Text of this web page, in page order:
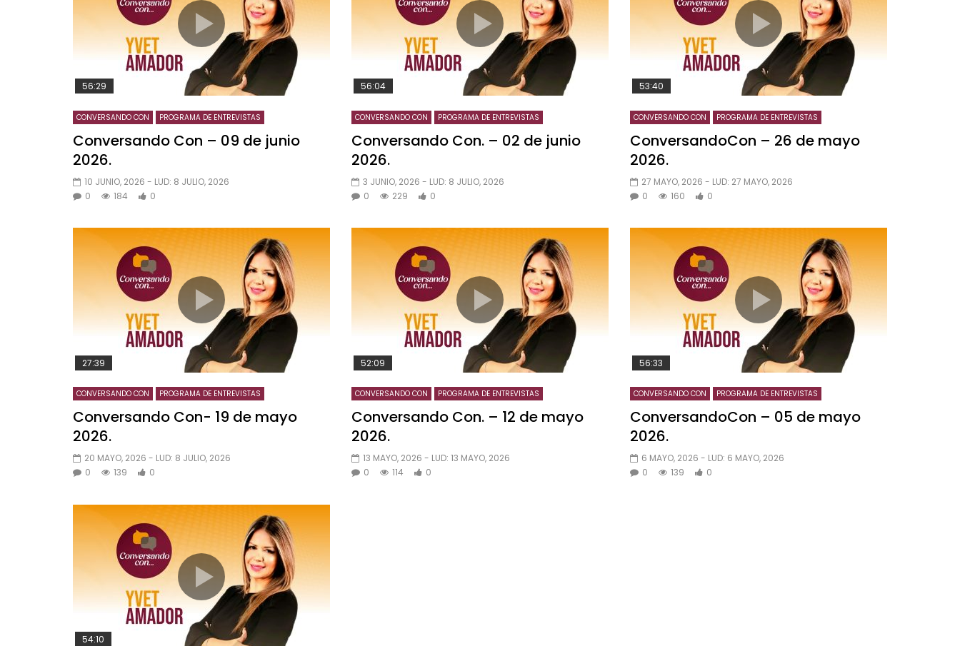
56:29
CONVERSANDO CON PROGRAMA DE ENTREVISTAS
Conversando Con – 09 de junio
2026.
10 JUNIO, 2026 - LUD: 8 JULIO, 2026
0
184 0
56:04
CONVERSANDO CON PROGRAMA DE ENTREVISTAS
Conversando Con. – 02 de junio
2026.
3 JUNIO, 2026 - LUD: 8 JULIO, 2026
0
229 0
53:40
CONVERSANDO CON PROGRAMA DE ENTREVISTAS
ConversandoCon – 26 de mayo
2026.
27 MAYO, 2026 - LUD: 27 MAYO, 2026
0
160 0
27:39
CONVERSANDO CON PROGRAMA DE ENTREVISTAS
Conversando Con- 19 de mayo
2026.
20 MAYO, 2026 - LUD: 8 JULIO, 2026
0
139 0
52:09
CONVERSANDO CON PROGRAMA DE ENTREVISTAS
Conversando Con. – 12 de mayo
2026.
13 MAYO, 2026 - LUD: 13 MAYO, 2026
0
114 0
56:33
CONVERSANDO CON PROGRAMA DE ENTREVISTAS
ConversandoCon – 05 de mayo
2026.
6 MAYO, 2026 - LUD: 6 MAYO, 2026
0
139 0
54:10